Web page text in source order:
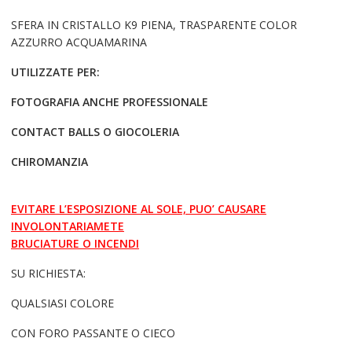
SFERA IN CRISTALLO K9 PIENA, TRASPARENTE COLOR
AZZURRO ACQUAMARINA
UTILIZZATE PER:
FOTOGRAFIA ANCHE PROFESSIONALE
CONTACT BALLS O GIOCOLERIA
CHIROMANZIA
EVITARE L’ESPOSIZIONE AL SOLE, PUO’ CAUSARE
INVOLONTARIAMETE
BRUCIATURE O INCENDI
SU RICHIESTA:
QUALSIASI COLORE
CON FORO PASSANTE O CIECO